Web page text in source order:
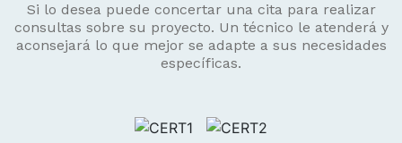
Si lo desea puede concertar una cita para realizar
consultas sobre su proyecto. Un técnico le atenderá y
aconsejará lo que mejor se adapte a sus necesidades
específicas.